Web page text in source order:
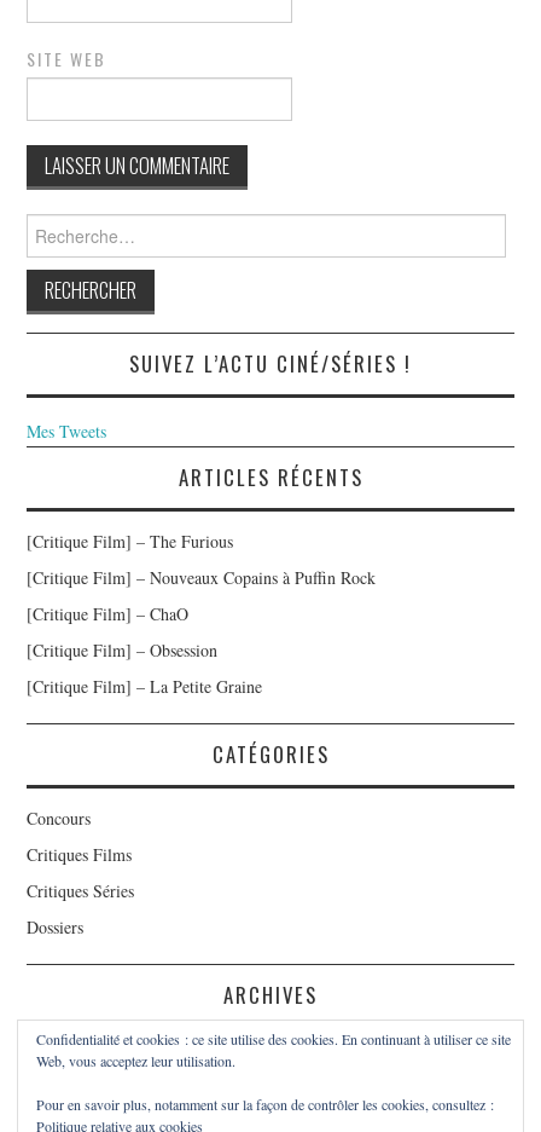
SITE WEB
Rechercher :
SUIVEZ L’ACTU CINÉ/SÉRIES !
Mes Tweets
ARTICLES RÉCENTS
[Critique Film] – The Furious
[Critique Film] – Nouveaux Copains à Puffin Rock
[Critique Film] – ChaO
[Critique Film] – Obsession
[Critique Film] – La Petite Graine
CATÉGORIES
Concours
Critiques Films
Critiques Séries
Dossiers
ARCHIVES
Archives
Confidentialité et cookies : ce site utilise des cookies. En continuant à utiliser ce site
Web, vous acceptez leur utilisation.
Pour en savoir plus, notamment sur la façon de contrôler les cookies, consultez :
Politique relative aux cookies